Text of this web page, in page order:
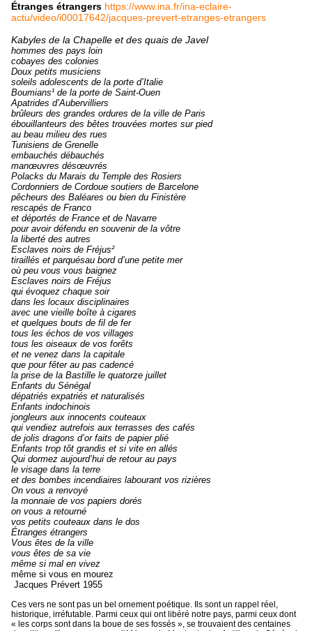
Étranges étrangers https://www.ina.fr/ina-eclaire-
actu/video/i00017642/jacques-prevert-etranges-etrangers
Kabyles de la Chapelle et des quais de Javel
hommes des pays loin
cobayes des colonies
Doux petits musiciens
soleils adolescents de la porte d’Italie
Boumians¹ de la porte de Saint-Ouen
Apatrides d’Aubervilliers
brûleurs des grandes ordures de la ville de Paris
ébouillanteurs des bêtes trouvées mortes sur pied
au beau milieu des rues
Tunisiens de Grenelle
embauchés débauchés
manœuvres désœuvrés
Polacks du Marais du Temple des Rosiers
Cordonniers de Cordoue soutiers de Barcelone
pêcheurs des Baléares ou bien du Finistère
rescapés de Franco
et déportés de France et de Navarre
pour avoir défendu en souvenir de la vôtre
la liberté des autres
Esclaves noirs de Fréjus²
tiraillés et parquésau bord d’une petite mer
où peu vous vous baignez
Esclaves noirs de Fréjus
qui évoquez chaque soir
dans les locaux disciplinaires
avec une vieille boîte à cigares
et quelques bouts de fil de fer
tous les échos de vos villages
tous les oiseaux de vos forêts
et ne venez dans la capitale
que pour fêter au pas cadencé
la prise de la Bastille le quatorze juillet
Enfants du Sénégal
dépatriés expatriés et naturalisés
Enfants indochinois
jongleurs aux innocents couteaux
qui vendiez autrefois aux terrasses des cafés
de jolis dragons d’or faits de papier plié
Enfants trop tôt grandis et si vite en allés
Qui dormez aujourd’hui de retour au pays
le visage dans la terre
et des bombes incendiaires labourant vos rizières
On vous a renvoyé
la monnaie de vos papiers dorés
on vous a retourné
vos petits couteaux dans le dos
Étranges étrangers
Vous êtes de la ville
vous êtes de sa vie
même si mal en vivez
même si vous en mourez
Jacques Prévert 1955
Ces vers ne sont pas un bel ornement poétique. Ils sont un rappel réel,
historique, irréfutable. Parmi ceux qui ont libéré notre pays, parmi ceux dont
« les corps sont dans la boue de ses fossés », se trouvaient des centaines